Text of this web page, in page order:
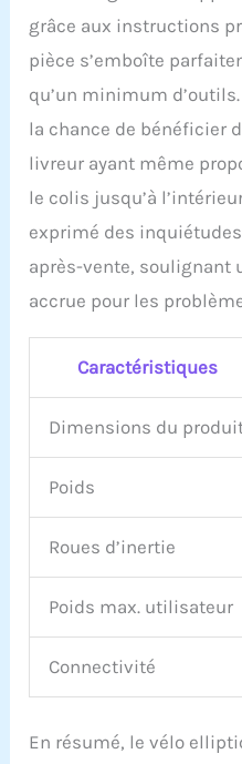
grâce aux instructions
pièce s’emboîte
qu’un minimum
la chance de bénéficier
livreur ayant même
le colis jusqu’à
exprimé des
après-vente, soulignant
accrue pour les
Caractéristiques
Dimensions du
Poids
Roues d’inertie
Poids max. utilisateur
Connectivité
En résumé, le vélo